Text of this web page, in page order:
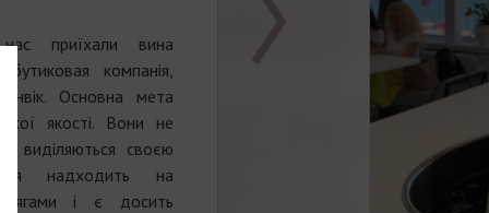
приїхали вина
компанія,
Основна мета
якості. Вони не
виділяються своєю
надходить на
і є досить